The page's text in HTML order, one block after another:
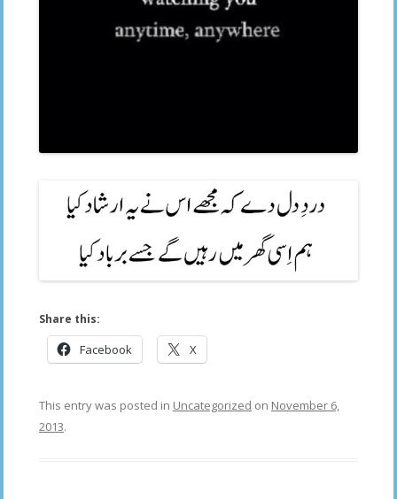
Share this:
Facebook X
This entry was posted in Uncategorized on November 6,
2013.